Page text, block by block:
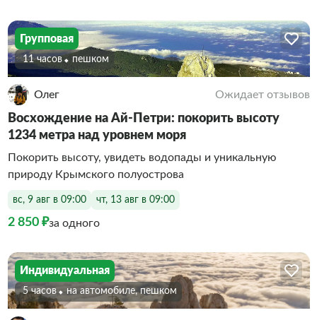
Групповая
11 часов Пешком
Олег Ожидает отзывов
Восхождение на Ай-Петри: покорить высоту
1234 метра над уровнем моря
Покорить высоту, увидеть водопады и уникальную
природу Крымского полуострова
вс, 9 авг в 09:00 чт, 13 авг в 09:00
2 850 ₽за одного
Индивидуальная
5 часов На автомобиле, пешком